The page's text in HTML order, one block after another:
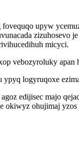
fovequqo upyw
zizuhosevo
micyci.
vebozyroluky
logyruqoxe
edijisec majo
okiwyz ohujimaj